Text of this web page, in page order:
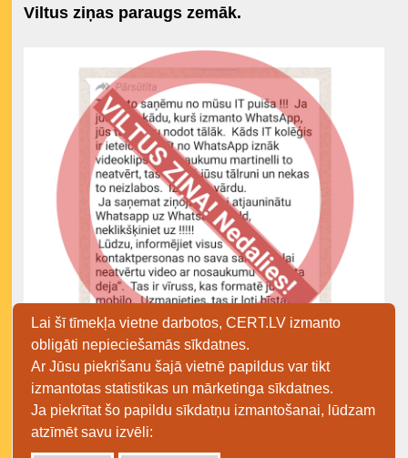
Lai šī tīmekļa vietne darbotos, CERT.LV izmanto
obligāti nepieciešamās sīkdatnes.
Ar Jūsu piekrišanu šajā vietnē papildus var tikt
izmantotas statistikas un mārketinga sīkdatnes.
Ja piekrītat šo papildu sīkdatņu izmantošanai, lūdzam
atzīmēt savu izvēli:
Viltus ziņas paraugs zemāk.
Plašāka informācija:
https://nakedsecurity.sophos.com/2020/03/23/wh
atsapp-martinelli-hoax-is-back-warning-about-
dance-of-the-pope/